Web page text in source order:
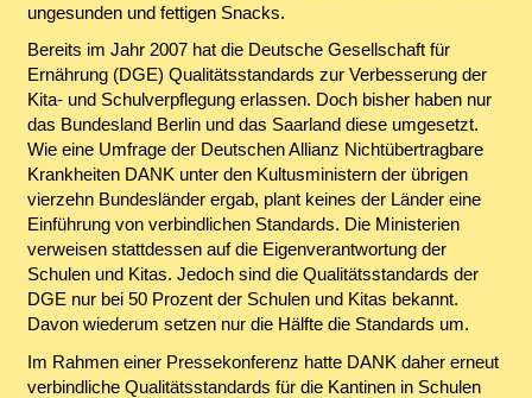
ungesunden und fettigen Snacks.
Bereits im Jahr 2007 hat die Deutsche Gesellschaft für
Ernährung (DGE) Qualitätsstandards zur Verbesserung der
Kita- und Schulverpflegung erlassen. Doch bisher haben nur
das Bundesland Berlin und das Saarland diese umgesetzt.
Wie eine Umfrage der Deutschen Allianz Nichtübertragbare
Krankheiten DANK unter den Kultusministern der übrigen
vierzehn Bundesländer ergab, plant keines der Länder eine
Einführung von verbindlichen Standards. Die Ministerien
verweisen stattdessen auf die Eigenverantwortung der
Schulen und Kitas. Jedoch sind die Qualitätsstandards der
DGE nur bei 50 Prozent der Schulen und Kitas bekannt.
Davon wiederum setzen nur die Hälfte die Standards um.
Im Rahmen einer Pressekonferenz hatte DANK daher erneut
verbindliche Qualitätsstandards für die Kantinen in Schulen